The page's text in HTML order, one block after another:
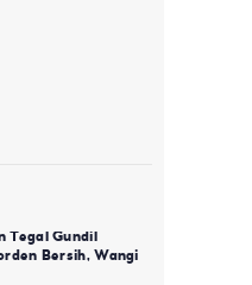
Tegal Gundil
Bersih, Wangi